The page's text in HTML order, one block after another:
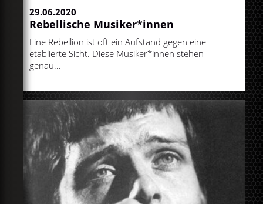
29.06.2020
Rebellische Musiker*innen
Eine Rebellion ist oft ein Aufstand gegen eine
etablierte Sicht. Diese Musiker*innen stehen
genau...